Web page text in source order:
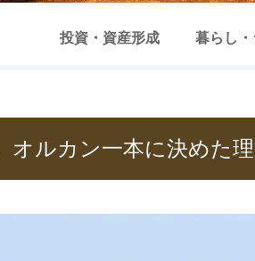
投資・資産形成 暮らし
オルカン一本に決めた理